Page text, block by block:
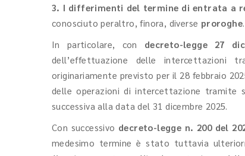
3. I differimenti del termine di entrata a
conosciuto peraltro, finora, diverse proroghe.
In particolare, con decreto-legge 27
dell’effettuazione delle intercettazioni
originariamente previsto per il 28 febbraio
delle operazioni di intercettazione tramite
successiva alla data del 31 dicembre 2025.
Con successivo decreto-legge n. 200 del
medesimo termine è stato tuttavia